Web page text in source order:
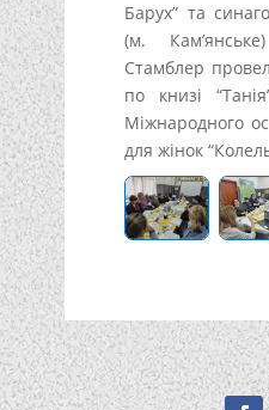
Барух” та
(м.
Стамблер
по книзі
Міжнародного
для жінок